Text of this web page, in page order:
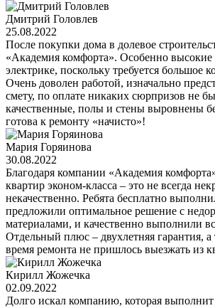
Дмитрий Головлев
25.08.2022
После покупки дома в долевое
«Академия комфорта». Особенно высокие
электрике, поскольку требуется большое
Очень доволен работой, изначально
смету, по оплате никаких сюрпризов не
качественные, полы и стены выровнены
готова к ремонту «начисто»!
Мария Горяинова
30.08.2022
Благодаря компании «Академия
квартир эконом-класса – это не всегда
некачественно. Ребята бесплатно
предложили оптимальное решение с
материалами, и качественно выполнили
Отдельный плюс – двухлетняя гарантия, а
время ремонта не пришлось выезжать из
Кирилл Жожечка
02.09.2022
Долго искал компанию, которая